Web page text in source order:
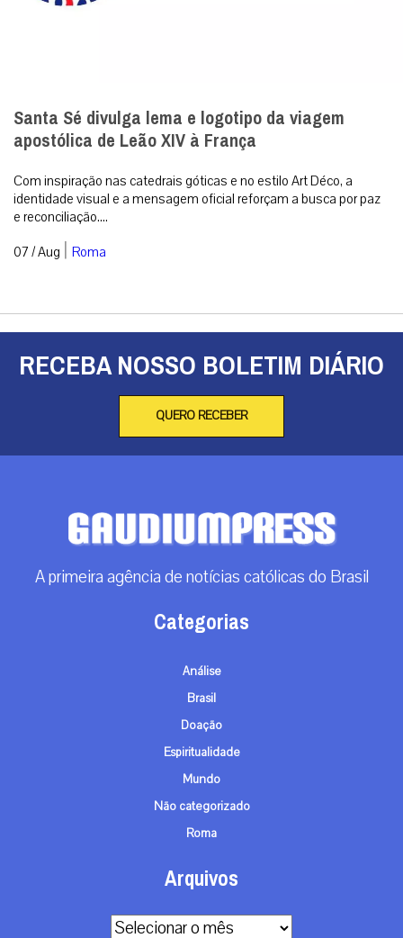
Santa Sé divulga lema e logotipo da viagem
apostólica de Leão XIV à França
Com inspiração nas catedrais góticas e no estilo Art Déco, a
identidade visual e a mensagem oficial reforçam a busca por paz
e reconciliação....
07 / Aug | Roma
RECEBA NOSSO BOLETIM DIÁRIO
QUERO RECEBER
A primeira agência de notícias católicas do Brasil
Categorias
Análise
Brasil
Doação
Espiritualidade
Mundo
Não categorizado
Roma
Arquivos
Arquivos